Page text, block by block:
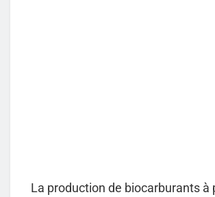
La production de biocarburants à